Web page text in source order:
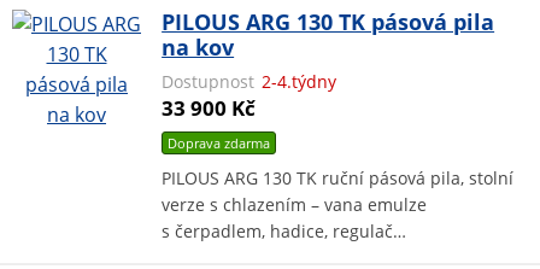
PILOUS ARG 130 TK pásová pila
na kov
Dostupnost 2-4.týdny
33 900 Kč
Doprava zdarma
PILOUS ARG 130 TK ruční pásová pila, stolní
verze s chlazením – vana emulze
s čerpadlem, hadice, regulač…